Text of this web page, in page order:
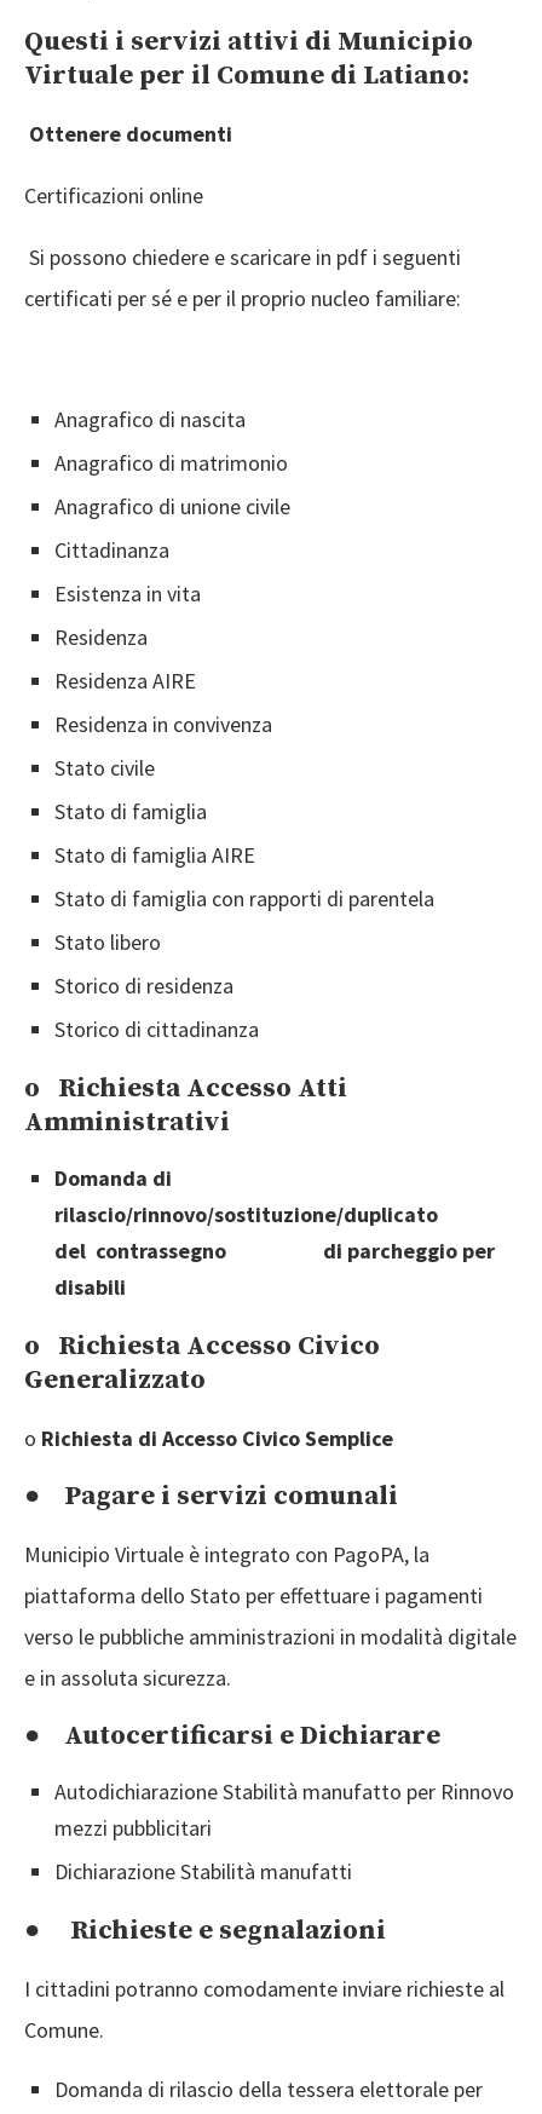
Questi i servizi attivi di Municipio
Virtuale per il Comune di Latiano:
Ottenere documenti
Certificazioni online
Si possono chiedere e scaricare in pdf i seguenti
certificati per sé e per il proprio nucleo familiare:
Anagrafico di nascita
Anagrafico di matrimonio
Anagrafico di unione civile
Cittadinanza
Esistenza in vita
Residenza
Residenza AIRE
Residenza in convivenza
Stato civile
Stato di famiglia
Stato di famiglia AIRE
Stato di famiglia con rapporti di parentela
Stato libero
Storico di residenza
Storico di cittadinanza
o Richiesta Accesso Atti
Amministrativi
Domanda di
rilascio/rinnovo/sostituzione/duplicato
del contrassegno di parcheggio per
disabili
o Richiesta Accesso Civico
Generalizzato
o Richiesta di Accesso Civico Semplice
● Pagare i servizi comunali
Municipio Virtuale è integrato con PagoPA, la
piattaforma dello Stato per effettuare i pagamenti
verso le pubbliche amministrazioni in modalità digitale
e in assoluta sicurezza.
● Autocertificarsi e Dichiarare
Autodichiarazione Stabilità manufatto per Rinnovo
mezzi pubblicitari
Dichiarazione Stabilità manufatti
● Richieste e segnalazioni
I cittadini potranno comodamente inviare richieste al
Comune.
Domanda di rilascio della tessera elettorale per